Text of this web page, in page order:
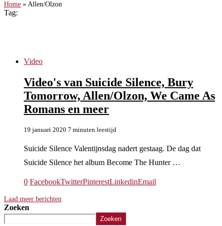
Home » Allen/Olzon
Tag:
Video
Video's van Suicide Silence, Bury
Tomorrow, Allen/Olzon, We Came As
Romans en meer
19 januari 2020 7 minuten leestijd
Suicide Silence Valentijnsdag nadert gestaag. De dag dat
Suicide Silence het album Become The Hunter …
0 FacebookTwitterPinterestLinkedinEmail
Laad meer berichten
Zoeken
Zoeken